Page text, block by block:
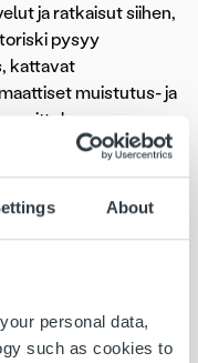
About
personal data,
such as cookies to
ja ratkaisut siihen,
pysyy
kattavat
muistutus- ja
prosessi.
taustalla
maksukyvyn,